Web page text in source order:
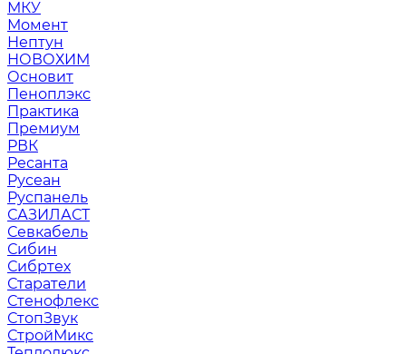
МКУ
Момент
Нептун
НОВОХИМ
Основит
Пеноплэкс
Практика
Премиум
РВК
Ресанта
Русеан
Руспанель
САЗИЛАСТ
Севкабель
Сибин
Сибртех
Старатели
Стенофлекс
СтопЗвук
СтройМикс